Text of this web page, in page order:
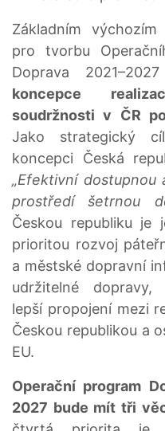
Základním výchozím
pro tvorbu
Doprava
koncepce
soudržnosti v ČR
Jako strategický
koncepci Česká
„Efektivní dostupnou
prostředí šetrnou
Českou republiku je
prioritou rozvoj
a městské dopravní
udržitelné
lepší propojení mezi
Českou republikou a
EU.
Operační program
2027 bude mít tři